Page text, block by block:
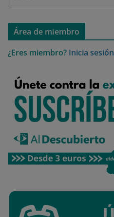
Área de miembro
¿Eres miembro? Inicia sesión